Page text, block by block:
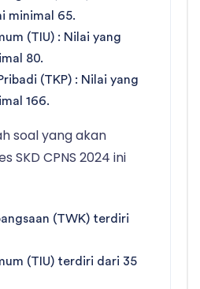
minimal 65.
(TIU) : Nilai yang
80.
(TKP) : Nilai yang
166.
soal yang akan
SKD CPNS 2024 ini
(TWK) terdiri
(TIU) terdiri dari 35